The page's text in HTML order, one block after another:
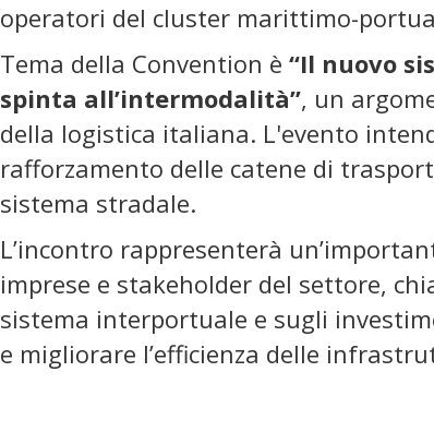
operatori del cluster marittimo-
Tema della Convention è “Il nuovo
spinta all’intermodalità”, un
della logistica italiana. L'evento
rafforzamento delle catene di
sistema stradale.
L’incontro rappresenterà
imprese e stakeholder del settore,
sistema interportuale e sugli
e migliorare l’efficienza delle